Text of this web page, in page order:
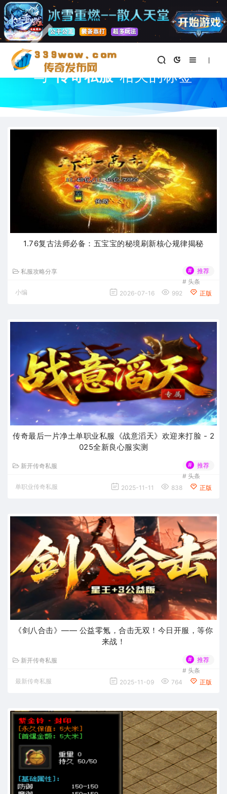
首页
与"传奇私服"相关的标签
1.76复古法师必备：五宝宝的秘境刷新核心规律揭秘
私服攻略分享 #
推荐
# 头条
小编
2026-07-16 992 正版
传奇最后一片净土单职业私服《战意滔天》欢迎来打脸 - 2
025全新良心服实测
新开传奇私服 #
推荐
# 头条
单职业传奇私服
2025-11-11 838 正版
《剑八合击》—— 公益零氪，合击无双！今日开服，等你
来战！
新开传奇私服 #
推荐
# 头条
最新传奇私服
2025-11-09 764 正版